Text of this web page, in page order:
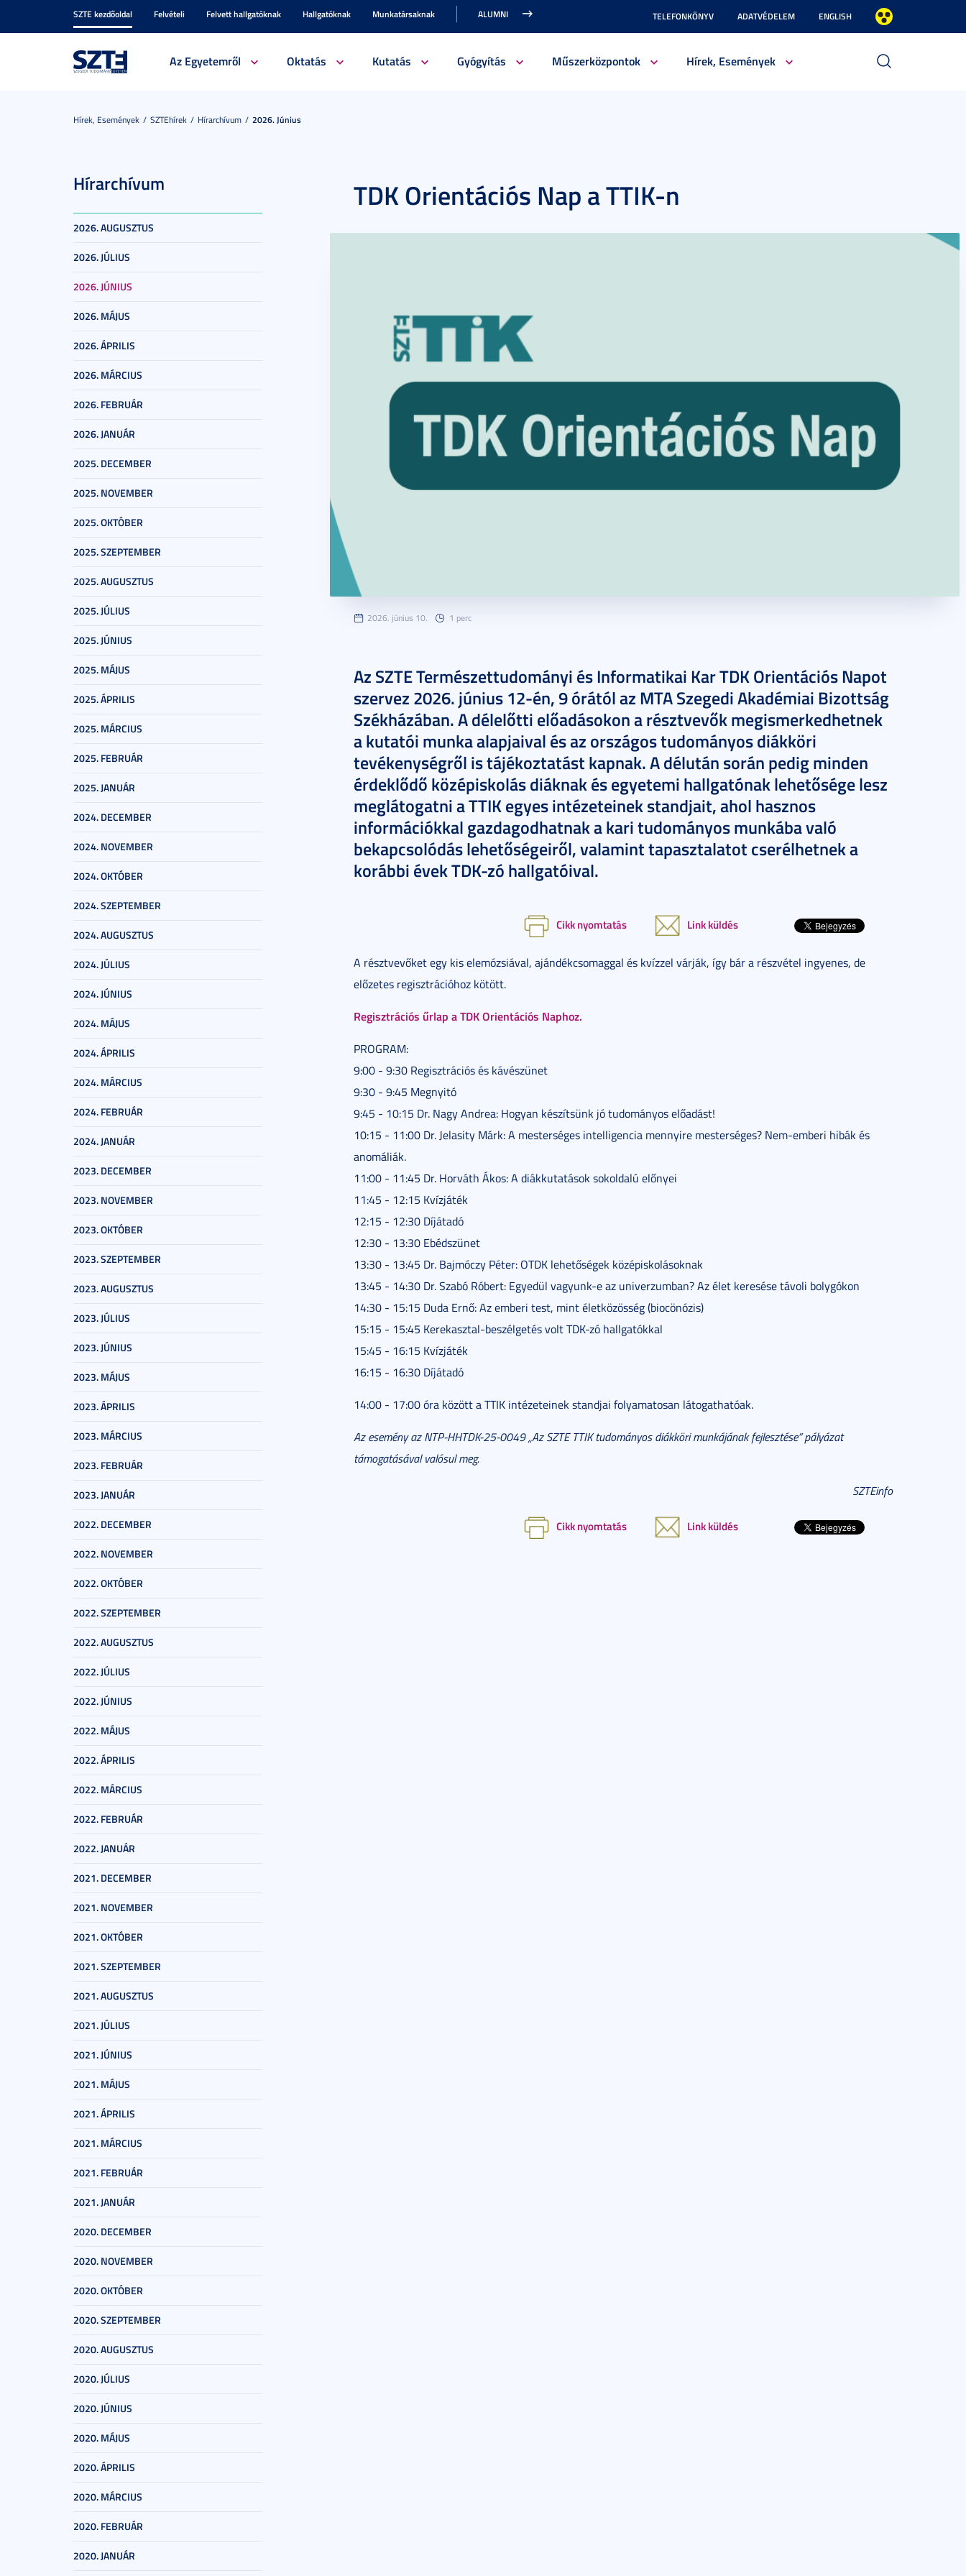
SZTE kezdőoldal Felvételi Felvett hallgatóknak Hallgatóknak Munkatársaknak ALUMNI TELEFONKÖNYV ADATVÉDELEM ENGLISH
Az Egyetemről Oktatás Kutatás Gyógyítás Műszerközpontok Hírek, Események
Hírek, Események SZTEhírek Hírarchívum 2026. Június
Hírarchívum
2026. AUGUSZTUS
2026. JÚLIUS
2026. JÚNIUS
2026. MÁJUS
2026. ÁPRILIS
2026. MÁRCIUS
2026. FEBRUÁR
2026. JANUÁR
2025. DECEMBER
2025. NOVEMBER
2025. OKTÓBER
2025. SZEPTEMBER
2025. AUGUSZTUS
2025. JÚLIUS
2025. JÚNIUS
2025. MÁJUS
2025. ÁPRILIS
2025. MÁRCIUS
2025. FEBRUÁR
2025. JANUÁR
2024. DECEMBER
2024. NOVEMBER
2024. OKTÓBER
2024. SZEPTEMBER
2024. AUGUSZTUS
2024. JÚLIUS
2024. JÚNIUS
2024. MÁJUS
2024. ÁPRILIS
2024. MÁRCIUS
2024. FEBRUÁR
2024. JANUÁR
2023. DECEMBER
2023. NOVEMBER
2023. OKTÓBER
2023. SZEPTEMBER
2023. AUGUSZTUS
2023. JÚLIUS
2023. JÚNIUS
2023. MÁJUS
2023. ÁPRILIS
2023. MÁRCIUS
2023. FEBRUÁR
2023. JANUÁR
2022. DECEMBER
2022. NOVEMBER
2022. OKTÓBER
2022. SZEPTEMBER
2022. AUGUSZTUS
2022. JÚLIUS
2022. JÚNIUS
2022. MÁJUS
2022. ÁPRILIS
2022. MÁRCIUS
2022. FEBRUÁR
2022. JANUÁR
2021. DECEMBER
2021. NOVEMBER
2021. OKTÓBER
2021. SZEPTEMBER
2021. AUGUSZTUS
2021. JÚLIUS
2021. JÚNIUS
2021. MÁJUS
2021. ÁPRILIS
2021. MÁRCIUS
2021. FEBRUÁR
2021. JANUÁR
2020. DECEMBER
2020. NOVEMBER
2020. OKTÓBER
2020. SZEPTEMBER
2020. AUGUSZTUS
2020. JÚLIUS
2020. JÚNIUS
2020. MÁJUS
2020. ÁPRILIS
2020. MÁRCIUS
2020. FEBRUÁR
2020. JANUÁR
TDK Orientációs Nap a TTIK-n
2026. június 10. 1 perc
Az SZTE Természettudományi és Informatikai Kar TDK Orientációs Napot
szervez 2026. június 12-én, 9 órától az MTA Szegedi Akadémiai Bizottság
Székházában. A délelőtti előadásokon a résztvevők megismerkedhetnek
a kutatói munka alapjaival és az országos tudományos diákköri
tevékenységről is tájékoztatást kapnak. A délután során pedig minden
érdeklődő középiskolás diáknak és egyetemi hallgatónak lehetősége lesz
meglátogatni a TTIK egyes intézeteinek standjait, ahol hasznos
információkkal gazdagodhatnak a kari tudományos munkába való
bekapcsolódás lehetőségeiről, valamint tapasztalatot cserélhetnek a
korábbi évek TDK-zó hallgatóival.
Cikk nyomtatás Link küldés
A résztvevőket egy kis elemózsiával, ajándékcsomaggal és kvízzel várják, így bár a részvétel ingyenes, de
előzetes regisztrációhoz kötött.
Regisztrációs űrlap a TDK Orientációs Naphoz.
PROGRAM:
9:00 - 9:30 Regisztrációs és kávészünet
9:30 - 9:45 Megnyitó
9:45 - 10:15 Dr. Nagy Andrea: Hogyan készítsünk jó tudományos előadást!
10:15 - 11:00 Dr. Jelasity Márk: A mesterséges intelligencia mennyire mesterséges? Nem-emberi hibák és
anomáliák.
11:00 - 11:45 Dr. Horváth Ákos: A diákkutatások sokoldalú előnyei
11:45 - 12:15 Kvízjáték
12:15 - 12:30 Díjátadó
12:30 - 13:30 Ebédszünet
13:30 - 13:45 Dr. Bajmóczy Péter: OTDK lehetőségek középiskolásoknak
13:45 - 14:30 Dr. Szabó Róbert: Egyedül vagyunk-e az univerzumban? Az élet keresése távoli bolygókon
14:30 - 15:15 Duda Ernő: Az emberi test, mint életközösség (biocönózis)
15:15 - 15:45 Kerekasztal-beszélgetés volt TDK-zó hallgatókkal
15:45 - 16:15 Kvízjáték
16:15 - 16:30 Díjátadó
14:00 - 17:00 óra között a TTIK intézeteinek standjai folyamatosan látogathatóak.
Az esemény az NTP-HHTDK-25-0049 „Az SZTE TTIK tudományos diákköri munkájának fejlesztése” pályázat
támogatásával valósul meg.
SZTEinfo
Cikk nyomtatás Link küldés